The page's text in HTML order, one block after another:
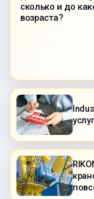
сколько и до
возраста?